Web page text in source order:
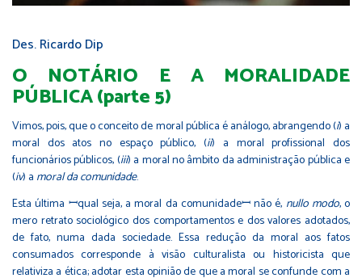
Des. Ricardo Dip
O NOTÁRIO E A MORALIDADE
PÚBLICA (parte 5)
Vimos, pois, que o conceito de moral pública é análogo, abrangendo (i) a
moral dos atos no espaço público, (ii) a moral profissional dos
funcionários públicos, (iii) a moral no âmbito da administração pública e
(iv) a moral da comunidade.
Esta última ꟷqual seja, a moral da comunidadeꟷ não é, nullo modo, o
mero retrato sociológico dos comportamentos e dos valores adotados,
de fato, numa dada sociedade. Essa redução da moral aos fatos
consumados corresponde à visão culturalista ou historicista que
relativiza a ética; adotar esta opinião de que a moral se confunde com a